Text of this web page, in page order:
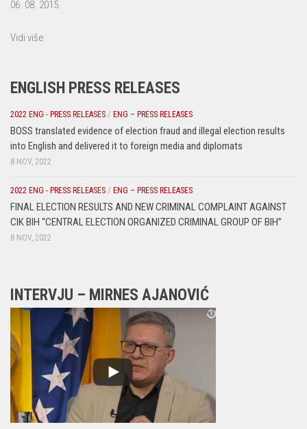
06. 08. 2015.
Vidi više
ENGLISH PRESS RELEASES
2022 ENG - PRESS RELEASES / ENG – PRESS RELEASES
BOSS translated evidence of election fraud and illegal election results
into English and delivered it to foreign media and diplomats
8 NOV, 2022
2022 ENG - PRESS RELEASES / ENG – PRESS RELEASES
FINAL ELECTION RESULTS AND NEW CRIMINAL COMPLAINT AGAINST
CIK BIH “CENTRAL ELECTION ORGANIZED CRIMINAL GROUP OF BIH”
8 NOV, 2022
INTERVJU – MIRNES AJANOVIĆ